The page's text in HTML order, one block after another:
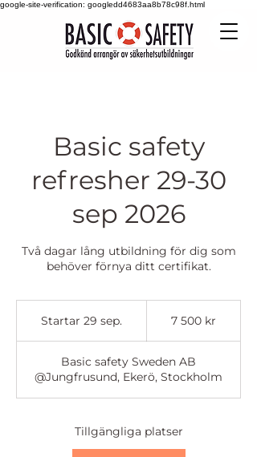
google-site-verification: googledd4683aa8b78c98f.html
Basic safety
refresher 29-30
sep 2026
Två dagar lång utbildning för dig som
behöver förnya ditt certifikat.
Startar 29 sep.
r
t
a
2
9
7 500 kr
Basic safety Sweden AB
@Jungfrusund, Ekerö, Stockholm
Tillgängliga platser